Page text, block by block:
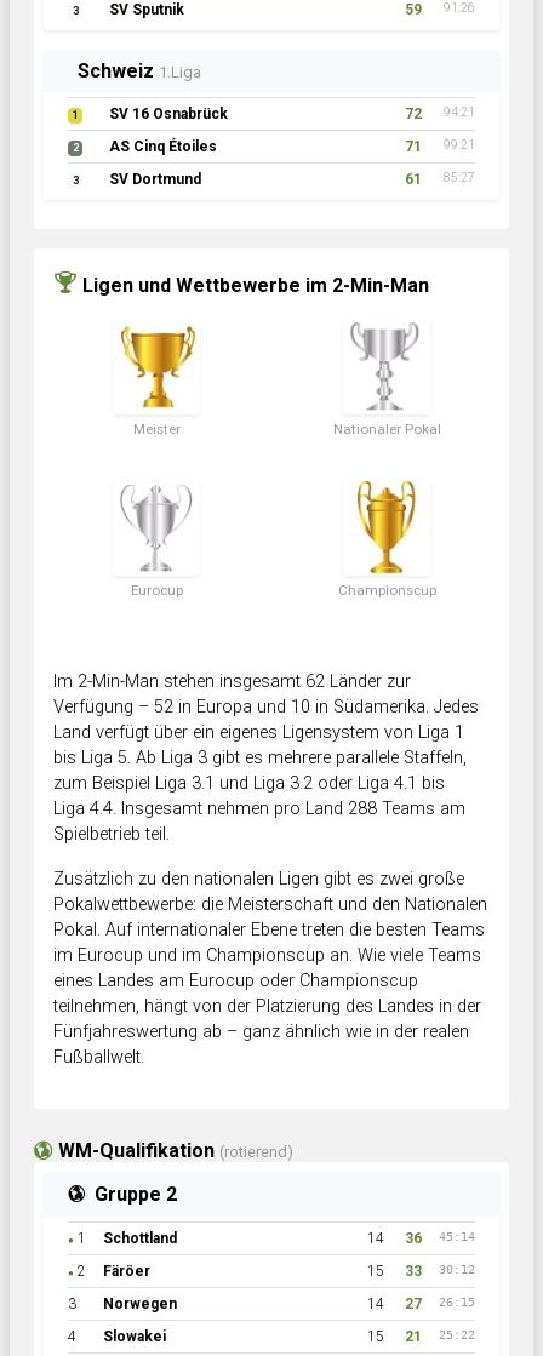
3 SV Sputnik 59 91:26
Schweiz 1.Liga
1 SV 16 Osnabrück 72 94:21
2 AS Cinq Étoiles 71 99:21
3 SV Dortmund 61 85:27
Ligen und Wettbewerbe im 2-Min-Man
Meister Nationaler Pokal
Eurocup Championscup
Im 2-Min-Man stehen insgesamt 62 Länder zur
Verfügung – 52 in Europa und 10 in Südamerika. Jedes
Land verfügt über ein eigenes Ligensystem von Liga 1
bis Liga 5. Ab Liga 3 gibt es mehrere parallele Staffeln,
zum Beispiel Liga 3.1 und Liga 3.2 oder Liga 4.1 bis
Liga 4.4. Insgesamt nehmen pro Land 288 Teams am
Spielbetrieb teil.
Zusätzlich zu den nationalen Ligen gibt es zwei große
Pokalwettbewerbe: die Meisterschaft und den Nationalen
Pokal. Auf internationaler Ebene treten die besten Teams
im Eurocup und im Championscup an. Wie viele Teams
eines Landes am Eurocup oder Championscup
teilnehmen, hängt von der Platzierung des Landes in der
Fünfjahreswertung ab – ganz ähnlich wie in der realen
Fußballwelt.
WM-Qualifikation (rotierend)
Gruppe 2
● 1 Schottland 14 36 45:14
● 2 Färöer 15 33 30:12
3 Norwegen 14 27 26:15
4 Slowakei 15 21 25:22